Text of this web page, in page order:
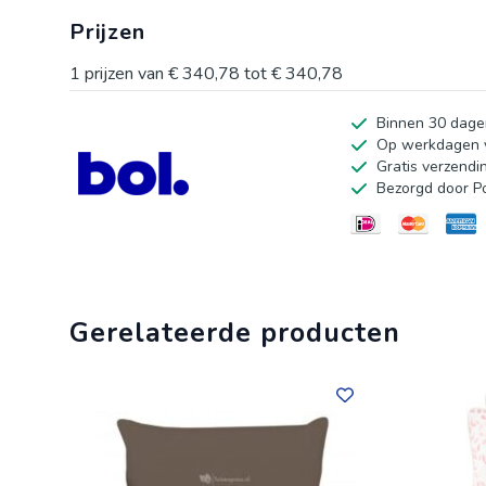
vermoeidheid en druk op je lichaam. Kies voor deze
vandaag nog en ervaar het verschil!
Prijzen
1 prijzen van € 340,78 tot€ 340,78
Binnen 30
Op werkdagen
Gratis
Bezorgd door
Gerelateerde producten